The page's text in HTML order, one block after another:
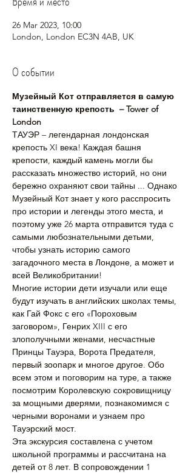
26 Mar 2023, 10:00
London, London EC3N 4AB, UK
О событии
Музейный Кот отправляется в самую
таинственную крепость  – Tower of
London
ТАУЭР – легендарная лондонская
крепость XI века! Каждая башня
крепости, каждый камень могли бы
рассказать множество историй, но они
бережно охраняют свои тайны ... Однако
Музейный Кот знает у кого расспросить
про истории и легенды этого места, и
поэтому уже 26 марта отправится туда с
самыми любознательными детьми,
чтобы узнать историю самого
загадочного места в Лондоне, а может и
всей Великобритании!
Многие истории дети изучали или еще
будут изучать в английских школах темы,
как Гай Фокс с его «Пороховым
заговором», Генрих XIII с его
злополучными женами, несчастные
Принцы Тауэра, Ворота Предателя,
первый зоопарк и многое другое. Обо
всем этом и поговорим на туре, а также
посмотрим Королевскую сокровищницу
за мощными дверями, познакомимся с
черными воронами и узнаем про
Тауэрский мост.
Эта экскурсия составлена с учетом
школьной программы и рассчитана на
детей от 8 лет. В сопровождении 1